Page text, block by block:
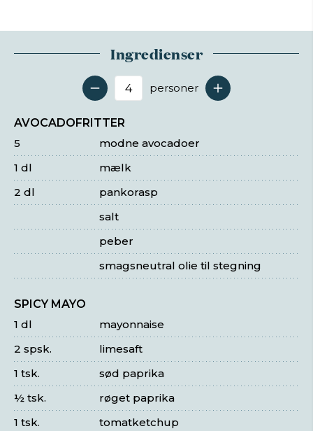
Ingredienser
Antal serveringer
personer
AVOCADOFRITTER
modne avocadoer
5
mælk
1 dl
pankorasp
2 dl
salt
peber
smagsneutral olie til stegning
SPICY MAYO
mayonnaise
1 dl
limesaft
2 spsk.
sød paprika
1 tsk.
røget paprika
½ tsk.
tomatketchup
1 tsk.